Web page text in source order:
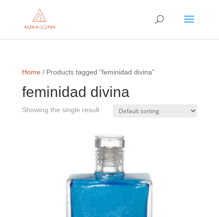
Home/ Products tagged “feminidad divina”
feminidad divina
Showing the single result